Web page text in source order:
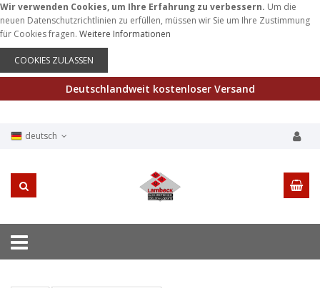
Wir verwenden Cookies, um Ihre Erfahrung zu verbessern. Um die
neuen Datenschutzrichtlinien zu erfüllen, müssen wir Sie um Ihre Zustimmung
für Cookies fragen. Weitere Informationen
COOKIES ZULASSEN
Deutschlandweit kostenloser Versand
deutsch